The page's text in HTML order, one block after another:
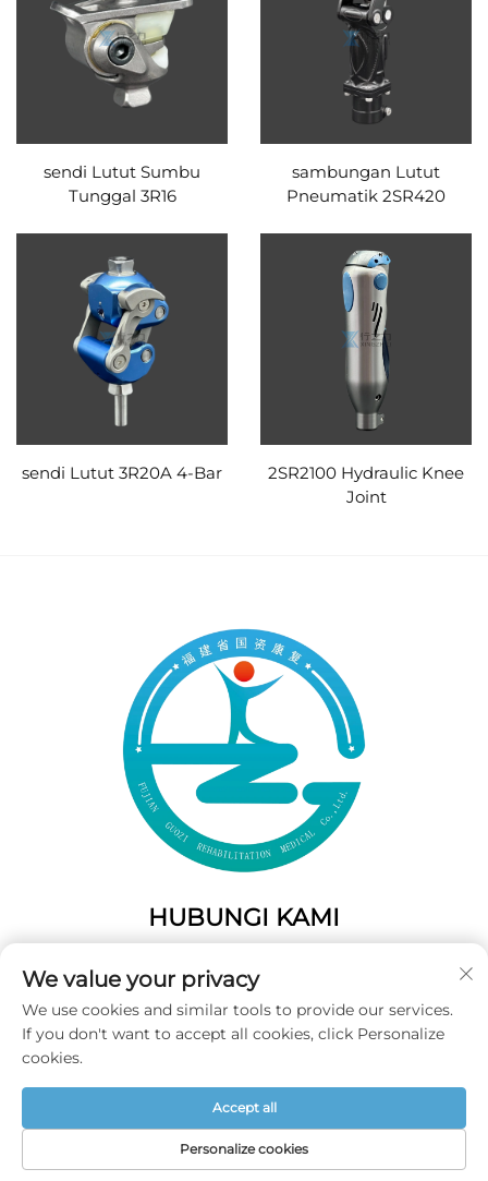
sendi Lutut Sumbu
Tunggal 3R16
sambungan Lutut
Pneumatik 2SR420
sendi Lutut 3R20A 4-Bar
2SR2100 Hydraulic Knee
Joint
HUBUNGI KAMI
Tiongkok
Tel:+86-19859128239
Surel:
Semua hak dilindungi -Kebijakan Privasi
We value your privacy
We use cookies and similar tools to provide our services.
If you don't want to accept all cookies, click Personalize
cookies.
Personalize cookies
Accept all